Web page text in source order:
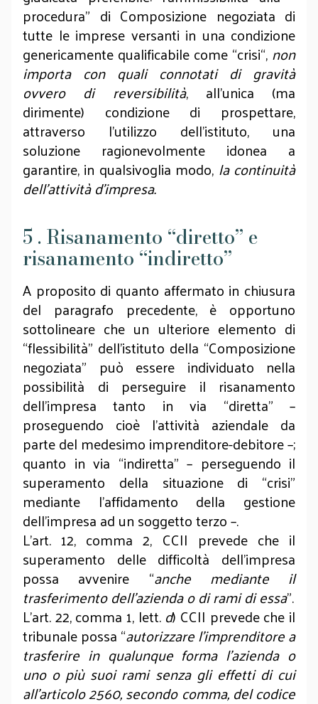
procedura” di Composizione negoziata di
tutte le imprese versanti in una condizione
genericamente qualificabile come “crisi“,non
importa con quali connotati di gravità
ovvero di reversibilità, all’unica (ma
dirimente) condizione di prospettare,
attraverso l’utilizzo dell’istituto, una
soluzione ragionevolmente idonea a
garantire, in qualsivoglia modo, la continuità
dell’attività d’impresa.
5 . Risanamento “diretto” e
risanamento “indiretto”
A proposito di quanto affermato in chiusura
del paragrafo precedente, è opportuno
sottolineare che un ulteriore elemento di
“flessibilità” dell’istituto della “Composizione
negoziata” può essere individuato nella
possibilità di perseguire il risanamento
dell’impresa tanto in via “diretta” –
proseguendo cioè l’attività aziendale da
parte del medesimo imprenditore-debitore –;
quanto in via “indiretta” – perseguendo il
superamento della situazione di “crisi”
mediante l’affidamento della gestione
dell’impresa ad un soggetto terzo –.
L’art. 12, comma 2, CCII prevede che il
superamento delle difficoltà dell’impresa
possa avvenire “anche mediante il
trasferimento dell’azienda o di rami di essa”.
L’art. 22, comma 1, lett.d) CCII prevede che il
tribunale possa “autorizzare l’imprenditore a
trasferire in qualunque forma l’azienda o
uno o più suoi rami senza gli effetti di cui
all’articolo 2560, secondo comma, del codice